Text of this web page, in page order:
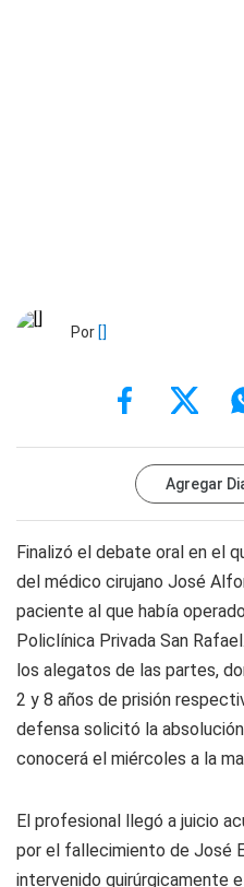
Por []
Agregar
Finalizó el debate oral en el
del médico cirujano José
paciente al que había
Policlínica Privada San
los alegatos de las partes,
2 y 8 años de prisión
defensa solicitó la
conocerá el miércoles a la
El profesional llegó a juicio
por el fallecimiento de José
intervenido quirúrgicamente